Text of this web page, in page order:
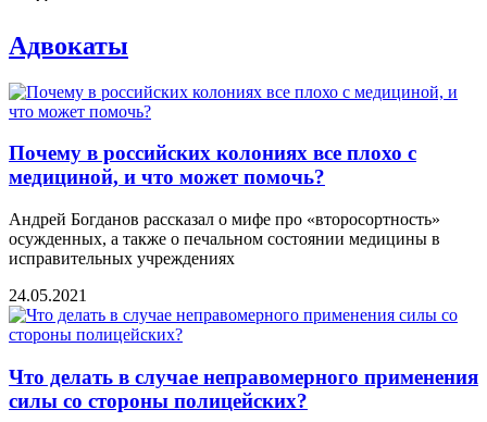
Адвокаты
Почему в российских колониях все плохо с
медициной, и что может помочь?
Андрей Богданов рассказал о мифе про «второсортность»
осужденных, а также о печальном состоянии медицины в
исправительных учреждениях
24.05.2021
Что делать в случае неправомерного применения
силы со стороны полицейских?